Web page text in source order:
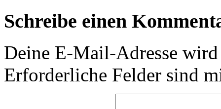
Schreibe einen
Deine E-Mail-Adresse
Erforderliche Felder sind